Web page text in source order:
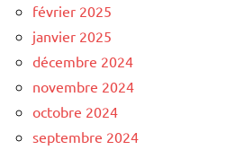
février 2025
janvier 2025
décembre 2024
novembre 2024
octobre 2024
septembre 2024